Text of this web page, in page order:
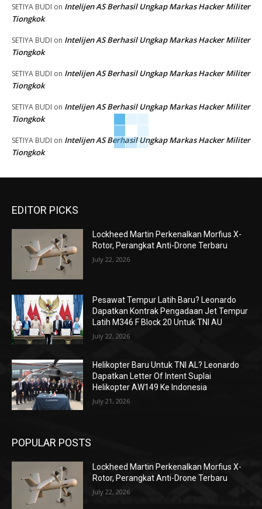
SETIYA BUDI on Intelijen AS Berhasil Ungkap Markas Hacker Militer
Tiongkok
SETIYA BUDI on Intelijen AS Berhasil Ungkap Markas Hacker Militer
Tiongkok
SETIYA BUDI on Intelijen AS Berhasil Ungkap Markas Hacker Militer
Tiongkok
SETIYA BUDI on Intelijen AS Berhasil Ungkap Markas Hacker Militer
Tiongkok
SETIYA BUDI on Intelijen AS Berhasil Ungkap Markas Hacker Militer
Tiongkok
EDITOR PICKS
Lockheed Martin Perkenalkan Morfius X-
Rotor, Perangkat Anti-Drone Terbaru
July 22, 2026
Pesawat Tempur Latih Baru? Leonardo
Dapatkan Kontrak Pengadaan Jet Tempur
Latih M346 F Block 20 Untuk TNI AU
July 22, 2026
Helikopter Baru Untuk TNI AL? Leonardo
Dapatkan Letter Of Intent Suplai
Helikopter AW149 Ke Indonesia
July 21, 2026
POPULAR POSTS
Lockheed Martin Perkenalkan Morfius X-
Rotor, Perangkat Anti-Drone Terbaru
July 22, 2026